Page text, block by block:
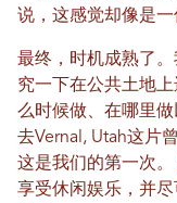
说，这感觉却像是
最终，时机成熟了
究一下在公共土地
么时候做、在哪里
去Vernal, Utah这片
这是我们的第一次。
享受休闲娱乐，并